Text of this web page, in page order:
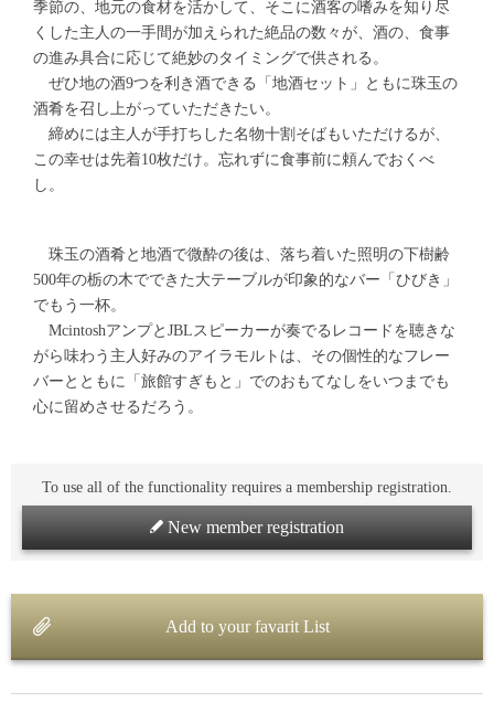
季節の、地元の食材を活かして、そこに酒客の嗜みを知り尽
くした主人の一手間が加えられた絶品の数々が、酒の、食事
の進み具合に応じて絶妙のタイミングで供される。
ぜひ地の酒9つを利き酒できる「地酒セット」ともに珠玉の
酒肴を召し上がっていただきたい。
締めには主人が手打ちした名物十割そばもいただけるが、
この幸せは先着10枚だけ。忘れずに食事前に頼んでおくべ
し。
珠玉の酒肴と地酒で微酔の後は、落ち着いた照明の下樹齢
500年の栃の木でできた大テーブルが印象的なバー「ひびき」
でもう一杯。
McintoshアンプとJBLスピーカーが奏でるレコードを聴きな
がら味わう主人好みのアイラモルトは、その個性的なフレー
バーとともに「旅館すぎもと」でのおもてなしをいつまでも
心に留めさせるだろう。
To use all of the functionality requires a membership registration.
New member registration
Add to your favarit List